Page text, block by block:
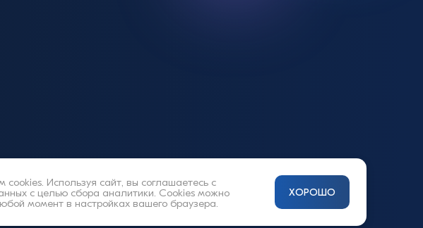
cookies. Используя сайт, вы соглашаетесь с
с целью сбора аналитики. Cookies можно
момент в настройках вашего браузера.
ХОРОШО